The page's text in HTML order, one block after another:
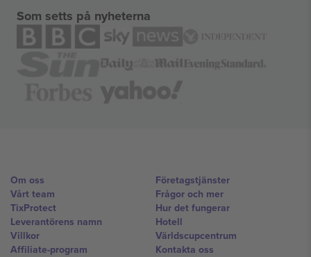
Som setts på nyheterna
Om oss
Vårt team
TixProtect
Leverantörens namn
Villkor
Affiliate-program
Företagstjänster
Frågor och mer
Hur det fungerar
Hotell
Världscupcentrum
Kontakta oss